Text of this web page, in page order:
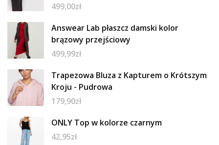
499,00zł
Answear Lab płaszcz damski kolor
brązowy przejściowy
499,99zł
Trapezowa Bluza z Kapturem o Krótszym
Kroju - Pudrowa
179,90zł
ONLY Top w kolorze czarnym
42,95zł